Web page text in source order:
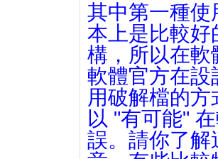
其中第一種使
本上是比較好
構，所以在軟
軟體官方在設
用破解檔的
以 "有可能"
誤。請你了解